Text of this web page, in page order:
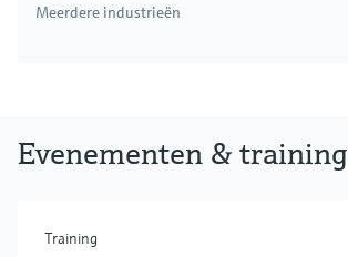
Meerdere industrieën
Evenementen & training
Training